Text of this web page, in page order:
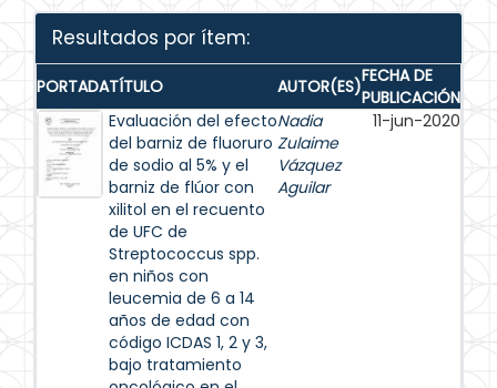
Resultados por ítem:
PORTADATÍTULO AUTOR(ES)FECHA DE
PUBLICACIÓN
Evaluación del efecto
del barniz de fluoruro
de sodio al 5% y el
barniz de flúor con
xilitol en el recuento
de UFC de
Streptococcus spp.
en niños con
leucemia de 6 a 14
años de edad con
código ICDAS 1, 2 y 3,
bajo tratamiento
Nadia
Zulaime
Vázquez
Aguilar
11-jun-2020